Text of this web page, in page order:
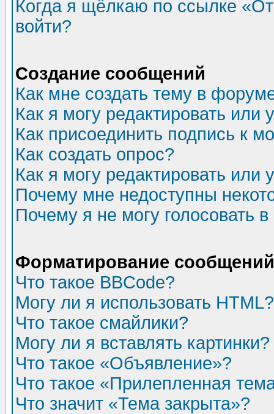
Когда я щёлкаю по ссылке
войти?
Создание сообщений
Как мне создать тему в
Как я могу редактировать или
Как присоединить подпись к
Как создать опрос?
Как я могу редактировать или
Почему мне недоступны
Почему я не могу голосовать
Форматирование
Что такое BBCode?
Могу ли я использовать HTML?
Что такое смайлики?
Могу ли я вставлять картинки?
Что такое «Объявление»?
Что такое «Прилепленная
Что значит «Тема закрыта»?